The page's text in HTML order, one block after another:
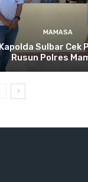
MAMASA
Kapolda Sulbar Cek
Rusun Polres